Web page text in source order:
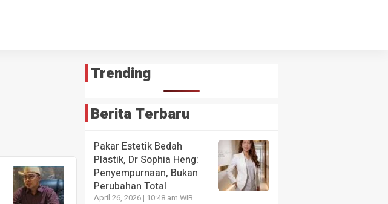
Trending
Berita Terbaru
Pakar Estetik Bedah
Plastik, Dr Sophia Heng:
Penyempurnaan, Bukan
Perubahan Total
April 26, 2026 | 10:48 am WIB